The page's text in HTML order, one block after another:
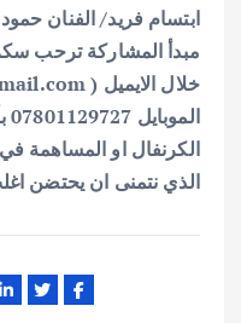
ابتسام فريد/ الفنان
مبدأ المشاركة ترحب
الكرنفال او المساهمة
الذي نتمنى ان يحتضن